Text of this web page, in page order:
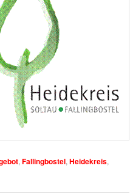
, Fallingbostel, Heidekreis,